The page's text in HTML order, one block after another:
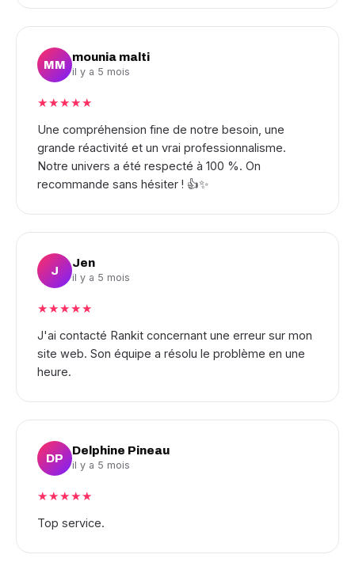
MM
mounia malti
il y a 5 mois
★★★★★
Une compréhension fine de notre besoin, une
grande réactivité et un vrai professionnalisme.
Notre univers a été respecté à 100 %. On
recommande sans hésiter ! 👍✨
J
Jen
il y a 5 mois
★★★★★
J'ai contacté Rankit concernant une erreur sur mon
site web. Son équipe a résolu le problème en une
heure.
DP
Delphine Pineau
il y a 5 mois
★★★★★
Top service.